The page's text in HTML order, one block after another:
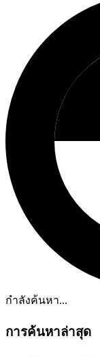
กำลังค้นหา...
การค้นหาล่าสุด